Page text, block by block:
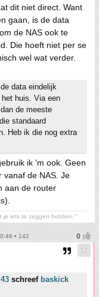
dit niet direct. Want
gaan, is de data
de NAS ook te
Die hoeft niet per se
wel wat verder.
data eindelijk
huis. Via een
de meeste
standaard
Heb ik die nog extra
ik 'm ook. Geen
vanaf de NAS. Je
aan de router
je iets te zeggen hebben."
• 142
schreef baskick